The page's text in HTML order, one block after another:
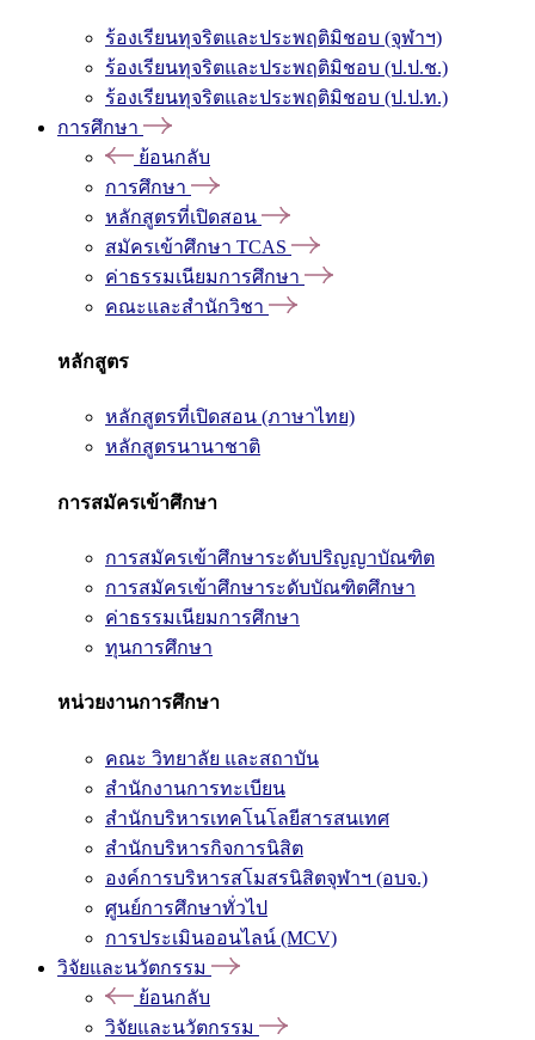
ร้องเรียนทุจริตและประพฤติมิชอบ (จุฬาฯ)
ร้องเรียนทุจริตและประพฤติมิชอบ (ป.ป.ช.)
ร้องเรียนทุจริตและประพฤติมิชอบ (ป.ป.ท.)
การศึกษา
ย้อนกลับ
การศึกษา
หลักสูตรที่เปิดสอน
สมัครเข้าศึกษา TCAS
ค่าธรรมเนียมการศึกษา
คณะและสำนักวิชา
หลักสูตร
หลักสูตรที่เปิดสอน (ภาษาไทย)
หลักสูตรนานาชาติ
การสมัครเข้าศึกษา
การสมัครเข้าศึกษาระดับปริญญาบัณฑิต
การสมัครเข้าศึกษาระดับบัณฑิตศึกษา
ค่าธรรมเนียมการศึกษา
ทุนการศึกษา
หน่วยงานการศึกษา
คณะ วิทยาลัย และสถาบัน
สำนักงานการทะเบียน
สำนักบริหารเทคโนโลยีสารสนเทศ
สำนักบริหารกิจการนิสิต
องค์การบริหารสโมสรนิสิตจุฬาฯ (อบจ.)
ศูนย์การศึกษาทั่วไป
การประเมินออนไลน์ (MCV)
วิจัยและนวัตกรรม
ย้อนกลับ
วิจัยและนวัตกรรม